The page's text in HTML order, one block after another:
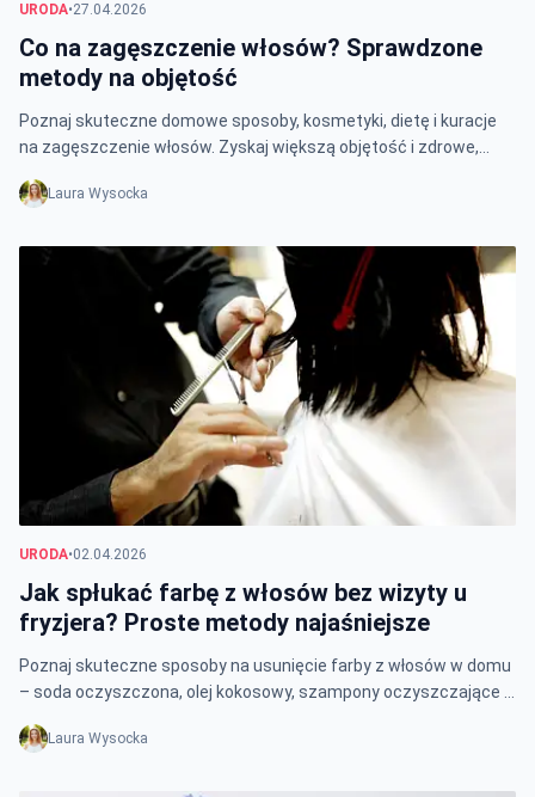
URODA•27.04.2026
Co na zagęszczenie włosów? Sprawdzone
metody na objętość
Poznaj skuteczne domowe sposoby, kosmetyki, dietę i kuracje
na zagęszczenie włosów. Zyskaj większą objętość i zdrowe,
Laura Wysocka
URODA•02.04.2026
Jak spłukać farbę z włosów bez wizyty u
fryzjera? Proste metody najaśniejsze
Poznaj skuteczne sposoby na usunięcie farby z włosów w domu
– soda oczyszczona, olej kokosowy, szampony oczyszczające i
Laura Wysocka